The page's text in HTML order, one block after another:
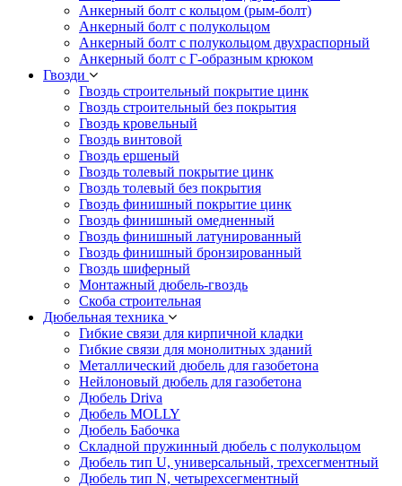
Анкерный болт с кольцом (рым-болт)
Анкерный болт с полукольцом
Анкерный болт с полукольцом двухраспорный
Анкерный болт с Г-образным крюком
Гвозди
Гвоздь строительный покрытие цинк
Гвоздь строительный без покрытия
Гвоздь кровельный
Гвоздь винтовой
Гвоздь ершеный
Гвоздь толевый покрытие цинк
Гвоздь толевый без покрытия
Гвоздь финишный покрытие цинк
Гвоздь финишный омедненный
Гвоздь финишный латунированный
Гвоздь финишный бронзированный
Гвоздь шиферный
Монтажный дюбель-гвоздь
Скоба строительная
Дюбельная техника
Гибкие связи для кирпичной кладки
Гибкие связи для монолитных зданий
Металлический дюбель для газобетона
Нейлоновый дюбель для газобетона
Дюбель Driva
Дюбель MOLLY
Дюбель Бабочка
Складной пружинный дюбель с полукольцом
Дюбель тип U, универсальный, трехсегментный
Дюбель тип N, четырехсегментный